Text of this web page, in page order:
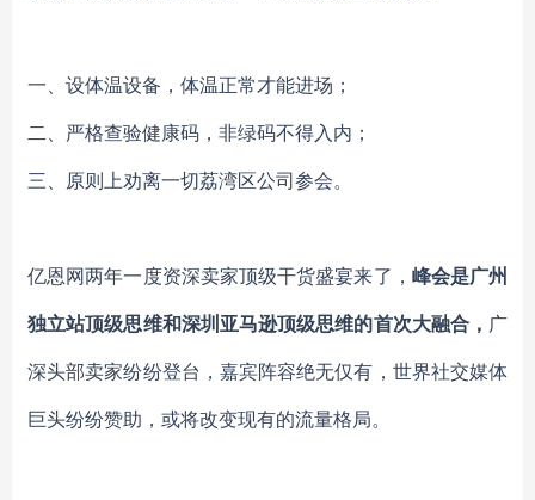
一、设体温设备，体温正常才能进场；
二、严格查验健康码，非绿码不得入内；
三、原则上劝离一切荔湾区公司参会。
亿恩网两年一度资深卖家顶级干货盛宴来了， 峰会是广州
独立站顶级思维和深圳亚马逊顶级思维的首次大融合， 广
深头部卖家纷纷登台， 嘉宾阵容绝无仅有， 世界社交媒体
巨头纷纷赞助 ， 或将改变现有的流量格局。